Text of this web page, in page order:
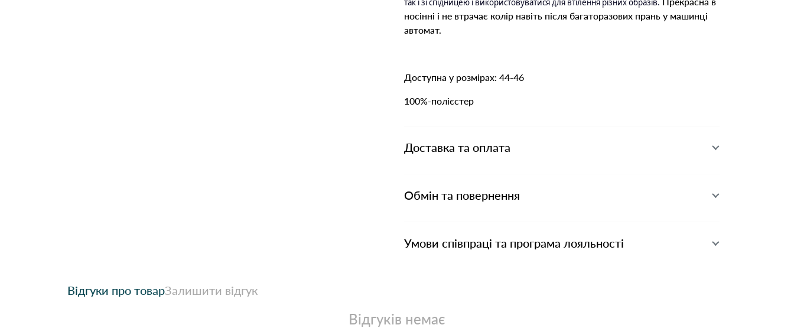
так і зі спідницею і використовуватися для втілення різних образів.
носінні і не втрачає колір навіть після багаторазових прань у машинці
автомат.
Доступна у розмірах: 44-46
100%-полієстер
Доставка та оплата
Обмін та повернення
Умови співпраці та програма лояльності
Відгуки про товарЗалишити відгук
Відгуків немає